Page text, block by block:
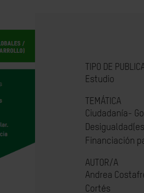
TIPO DE
Estudio
TEMÁTICA
Ciudadanía-
Financiación
AUTOR/A
Andrea
Cortés